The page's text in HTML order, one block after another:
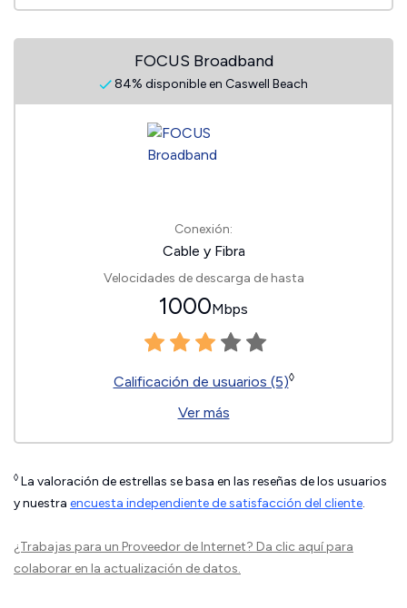
FOCUS Broadband
84% disponible en Caswell Beach
Conexión:
Cable y Fibra
Velocidades de descarga de hasta
1000Mbps
Calificación de usuarios (5)◊
Ver más
◊ La valoración de estrellas se basa en las reseñas de los usuarios
y nuestra encuesta independiente de satisfacción del cliente.
¿Trabajas para un Proveedor de Internet? Da clic aquípara
colaborar en la actualización de datos.